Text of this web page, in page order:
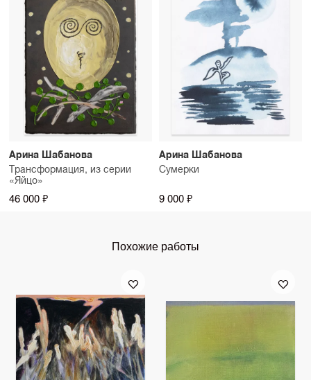
Арина Шабанова
Трансформация, из серии
«Яйцо»
46 000 ₽
Арина Шабанова
Сумерки
9 000 ₽
Похожие работы